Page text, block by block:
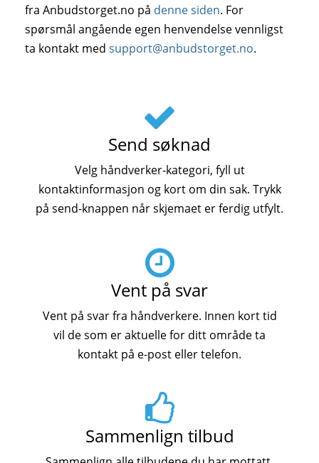
fra Anbudstorget.no på denne siden. For
spørsmål angående egen henvendelse vennligst
ta kontakt med support@anbudstorget.no.
Send søknad
Velg håndverker-kategori, fyll ut
kontaktinformasjon og kort om din sak. Trykk
på send-knappen når skjemaet er ferdig utfylt.
Vent på svar
Vent på svar fra håndverkere. Innen kort tid
vil de som er aktuelle for ditt område ta
kontakt på e-post eller telefon.
Sammenlign tilbud